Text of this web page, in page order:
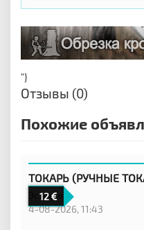
"}
Отзывы (0)
Похожие
12
ТОКАРЬ (РУЧНЫЕ
Эстония
4-08-2026, 11:43